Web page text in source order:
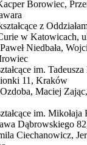
Borowiec,
z
w Katowicach,
Niedbała,
im.
11, Kraków
Maciej
im. Mikołaja
Dąbrowskiego
Ciechanowicz,